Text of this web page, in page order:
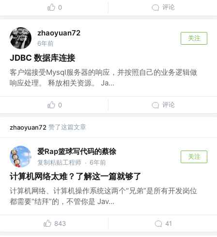
0 评论
zhaoyuan72
6年前
关注
JDBC 数据库连接
客户端接受Mysql服务器的响应，并按照自己的业务逻辑做
响应处理。 释放相关资源。 Ja...
0 评论
zhaoyuan72 赞了这篇文章
爱Rap篮球写代码的蔡徐
复制粘贴工程师 · 6年前
关注
计算机网络太难？了解这一篇就够了
计算机网络、计算机操作系统这两个“兄弟”是所有开发岗位
都需要“结拜”的，不管你是 Jav...
843 41